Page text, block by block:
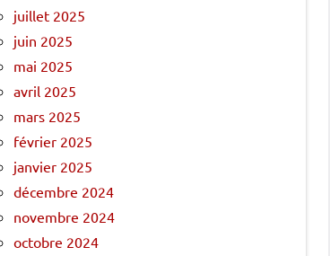
juillet 2025
juin 2025
mai 2025
avril 2025
mars 2025
février 2025
janvier 2025
décembre 2024
novembre 2024
octobre 2024